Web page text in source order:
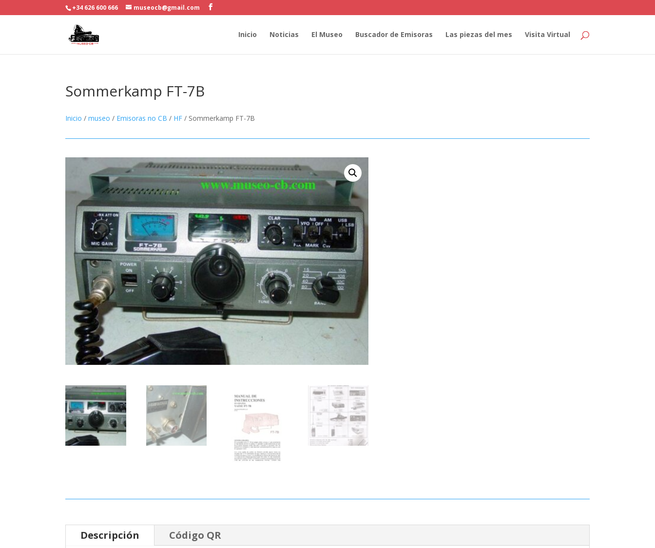
+34 626 600 666 museocb@gmail.com
Inicio Noticias El Museo Buscador de Emisoras Las piezas del mes Visita Virtual
Sommerkamp FT-7B
Inicio /museo / Emisoras no CB / HF / Sommerkamp FT-7B
Descripción Código QR